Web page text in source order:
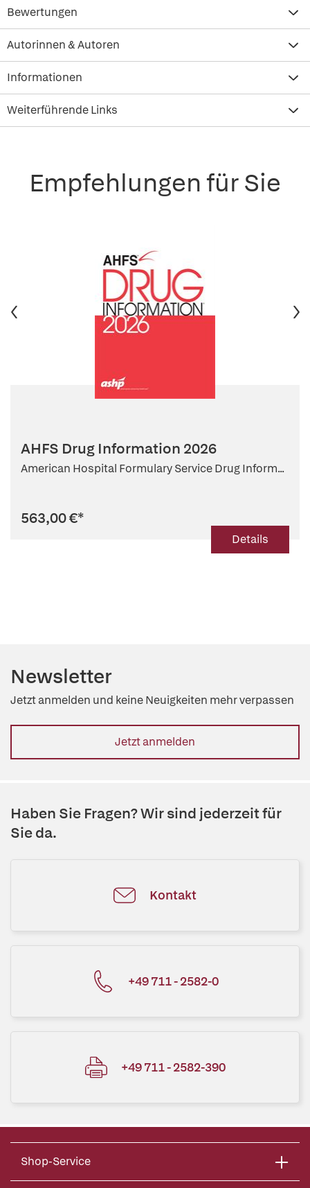
Bewertungen
Autorinnen & Autoren
Informationen
Weiterführende Links
Empfehlungen für Sie
AHFS Drug Information 2026
American Hospital Formulary Service Drug Inform...
563,00 €*
Details
Newsletter
Jetzt anmelden und keine Neuigkeiten mehr verpassen
Jetzt anmelden
Haben Sie Fragen? Wir sind jederzeit für
Sie da.
Kontakt
+49 711 - 2582-0
+49 711 - 2582-390
Shop-Service